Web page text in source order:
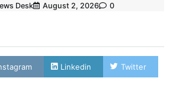
Desk August 2, 2026 0
Linkedin Twitter